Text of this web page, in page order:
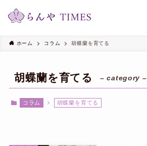
ホーム コラム 胡蝶蘭を育てる
胡蝶蘭を育てる – category –
コラム 胡蝶蘭を育てる